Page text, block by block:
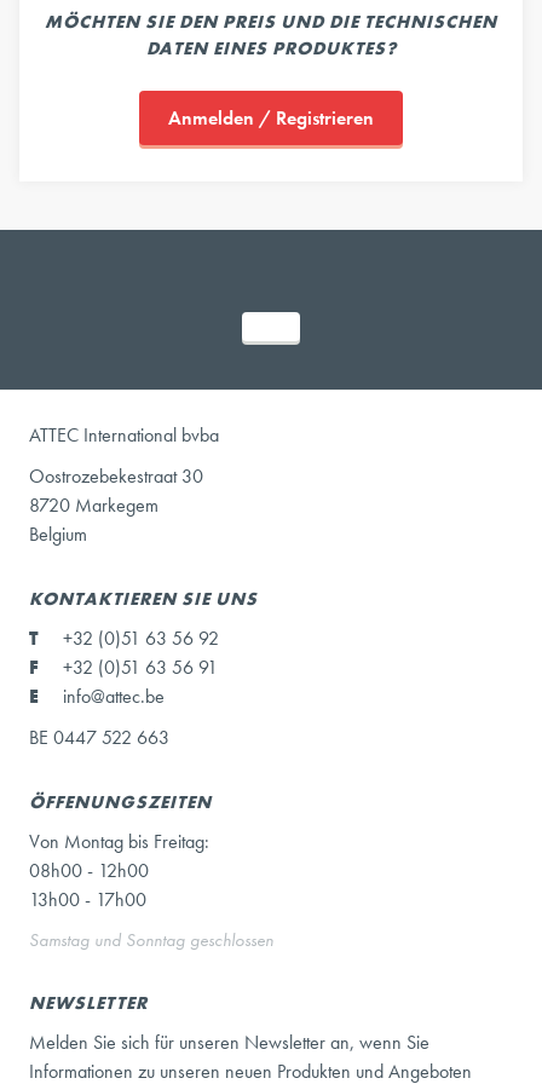
MÖCHTEN SIE DEN PREIS UND DIE TECHNISCHEN
DATEN EINES PRODUKTES?
Anmelden / Registrieren
ATTEC International bvba
Oostrozebekestraat 30
8720 Markegem
Belgium
KONTAKTIEREN SIE UNS
T
+32 (0)51 63 56 92
F
+32 (0)51 63 56 91
E
info@attec.be
BE 0447 522 663
ÖFFENUNGSZEITEN
Von Montag bis Freitag:
08h00 - 12h00
13h00 - 17h00
Samstag und Sonntag geschlossen
NEWSLETTER
Melden Sie sich für unseren Newsletter an, wenn Sie
Informationen zu unseren neuen Produkten und Angeboten